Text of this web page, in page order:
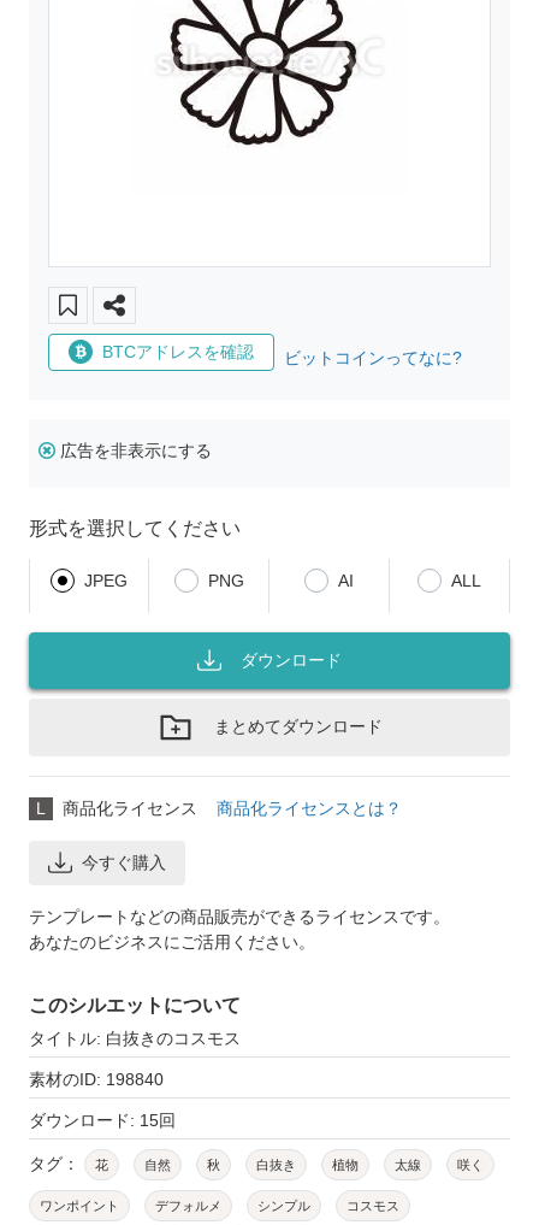
BTCアドレスを確認 ビットコインってなに?
広告を非表示にする
形式を選択してください
JPEG PNG AI ALL
ダウンロード
まとめてダウンロード
L 商品化ライセンス 商品化ライセンスとは？
今すぐ購入
テンプレートなどの商品販売ができるライセンスです。
あなたのビジネスにご活用ください。
このシルエットについて
タイトル: 白抜きのコスモス
素材のID: 198840
ダウンロード: 15回
タグ： 花 自然 秋 白抜き 植物 太線 咲く
ワンポイント デフォルメ シンプル コスモス